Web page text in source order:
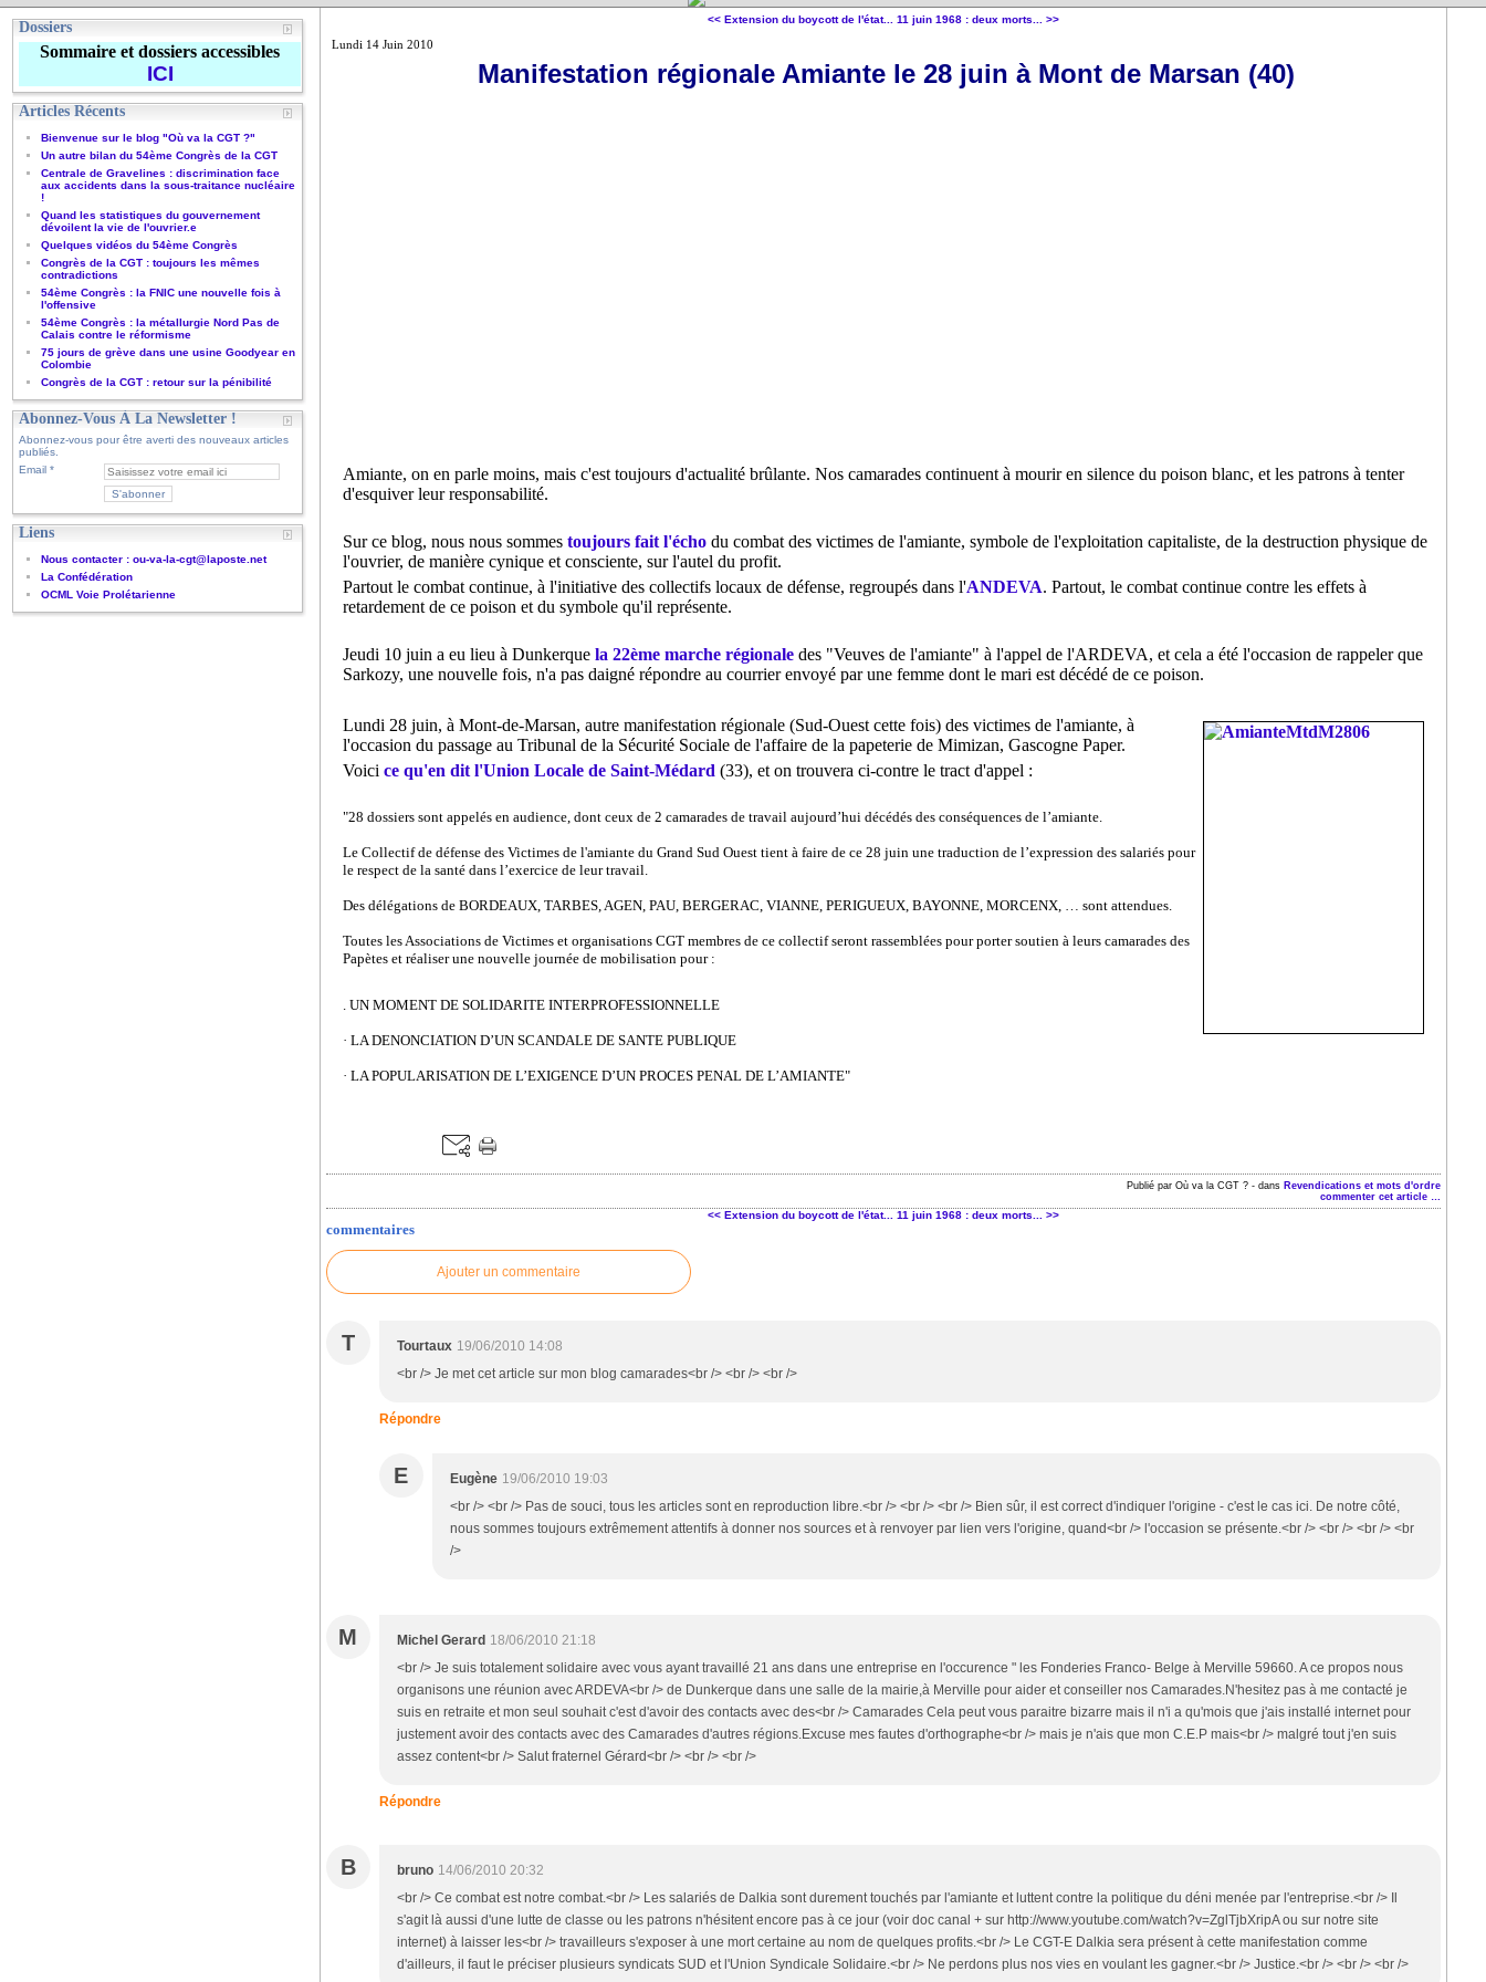
Dossiers
Sommaire et dossiers accessibles
ICI
Articles Récents
Bienvenue sur le blog "Où va la CGT ?"
Un autre bilan du 54ème Congrès de la CGT
Centrale de Gravelines : discrimination face
aux accidents dans la sous-traitance nucléaire
!
Quand les statistiques du gouvernement
dévoilent la vie de l'ouvrier.e
Quelques vidéos du 54ème Congrès
Congrès de la CGT : toujours les mêmes
contradictions
54ème Congrès : la FNIC une nouvelle fois à
l'offensive
54ème Congrès : la métallurgie Nord Pas de
Calais contre le réformisme
75 jours de grève dans une usine Goodyear en
Colombie
Congrès de la CGT : retour sur la pénibilité
Abonnez-Vous À La Newsletter !
Abonnez-vous pour être averti des nouveaux articles
publiés.
Email
Liens
Nous contacter : ou-va-la-cgt@laposte.net
La Confédération
OCML Voie Prolétarienne
<< Extension du boycott de l'état... 11 juin 1968 : deux morts... >>
Lundi 14 Juin 2010
Manifestation régionale Amiante le 28 juin à Mont de Marsan (40)
Amiante, on en parle moins, mais c'est toujours d'actualité brûlante. Nos camarades continuent à mourir en silence du poison blanc, et les patrons à tenter
d'esquiver leur responsabilité.
Sur ce blog, nous nous sommes toujours fait l'échodu combat des victimes de l'amiante, symbole de l'exploitation capitaliste, de la destruction physique de
l'ouvrier, de manière cynique et consciente, sur l'autel du profit.
Partout le combat continue, à l'initiative des collectifs locaux de défense, regroupés dans l'ANDEVA. Partout, le combat continue contre les effets à
retardement de ce poison et du symbole qu'il représente.
Jeudi 10 juin a eu lieu à Dunkerque la 22ème marche régionaledes "Veuves de l'amiante" à l'appel de l'ARDEVA, et cela a été l'occasion de rappeler que
Sarkozy, une nouvelle fois, n'a pas daigné répondre au courrier envoyé par une femme dont le mari est décédé de ce poison.
Lundi 28 juin, à Mont-de-Marsan, autre manifestation régionale (Sud-Ouest cette fois) des victimes de l'amiante, à
l'occasion du passage au Tribunal de la Sécurité Sociale de l'affaire de la papeterie de Mimizan, Gascogne Paper.
Voici ce qu'en dit l'Union Locale de Saint-Médard (33), et on trouvera ci-contre le tract d'appel :
"28 dossiers sont appelés en audience, dont ceux de 2 camarades de travail aujourd’hui décédés des conséquences de l’amiante.
Le Collectif de défense des Victimes de l'amiante du Grand Sud Ouest tient à faire de ce 28 juin une traduction de l’expression des salariés pour
le respect de la santé dans l’exercice de leur travail.
Des délégations de BORDEAUX, TARBES, AGEN, PAU, BERGERAC, VIANNE, PERIGUEUX, BAYONNE, MORCENX, … sont attendues.
Toutes les Associations de Victimes et organisations CGT membres de ce collectif seront rassemblées pour porter soutien à leurs camarades des
Papètes et réaliser une nouvelle journée de mobilisation pour :
. UN MOMENT DE SOLIDARITE INTERPROFESSIONNELLE
· LA DENONCIATION D’UN SCANDALE DE SANTE PUBLIQUE
· LA POPULARISATION DE L’EXIGENCE D’UN PROCES PENAL DE L’AMIANTE"
Publié par Où va la CGT ? -dans Revendications et mots d'ordre
commenter cet article …
<< Extension du boycott de l'état... 11 juin 1968 : deux morts... >>
commentaires
Ajouter un commentaire
T Tourtaux 19/06/2010 14:08
<br /> Je met cet article sur mon blog camarades<br /> <br /> <br />
Répondre
E Eugène 19/06/2010 19:03
<br /> <br /> Pas de souci, tous les articles sont en reproduction libre.<br /> <br /> <br /> Bien sûr, il est correct d'indiquer l'origine - c'est le cas ici. De notre côté,
nous sommes toujours extrêmement attentifs à donner nos sources et à renvoyer par lien vers l'origine, quand<br /> l'occasion se présente.<br /> <br /> <br /> <br
/>
M Michel Gerard 18/06/2010 21:18
<br /> Je suis totalement solidaire avec vous ayant travaillé 21 ans dans une entreprise en l'occurence " les Fonderies Franco- Belge à Merville 59660. A ce propos nous
organisons une réunion avec ARDEVA<br /> de Dunkerque dans une salle de la mairie,à Merville pour aider et conseiller nos Camarades.N'hesitez pas à me contacté je
suis en retraite et mon seul souhait c'est d'avoir des contacts avec des<br /> Camarades Cela peut vous paraitre bizarre mais il n'i a qu'mois que j'ais installé internet pour
justement avoir des contacts avec des Camarades d'autres régions.Excuse mes fautes d'orthographe<br /> mais je n'ais que mon C.E.P mais<br /> malgré tout j'en suis
assez content<br /> Salut fraternel Gérard<br /> <br /> <br />
Répondre
B bruno 14/06/2010 20:32
<br /> Ce combat est notre combat.<br /> Les salariés de Dalkia sont durement touchés par l'amiante et luttent contre la politique du déni menée par l'entreprise.<br /> Il
s'agit là aussi d'une lutte de classe ou les patrons n'hésitent encore pas à ce jour (voir doc canal + sur http://www.youtube.com/watch?v=ZglTjbXripA ou sur notre site
internet) à laisser les<br /> travailleurs s'exposer à une mort certaine au nom de quelques profits.<br /> Le CGT-E Dalkia sera présent à cette manifestation comme
d'ailleurs, il faut le préciser plusieurs syndicats SUD et l'Union Syndicale Solidaire.<br /> Ne perdons plus nos vies en voulant les gagner.<br /> Justice.<br /> <br /> <br />